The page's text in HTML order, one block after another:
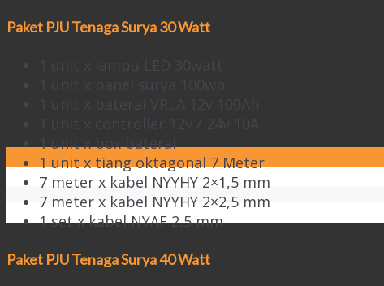
Paket PJU Tenaga Surya 30 Watt
1 unit x lampu LED 30watt
1 unit x panel surya 100wp
1 unit x baterai VRLA 12v 100Ah
1 unit x controller 12v / 24v 10A
1 unit x box baterai
1 unit x tiang oktagonal 7 Meter
7 meter x kabel NYYHY 2×1,5 mm
7 meter x kabel NYYHY 2×2,5 mm
1 set x kabel NYAF 2,5 mm
Paket PJU Tenaga Surya 40 Watt